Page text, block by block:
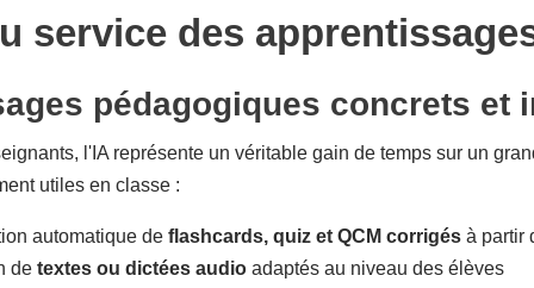
service des
pédagogiques concrets et
l'IA représente un véritable gain de temps sur un
utiles en classe :
automatique de flashcards, quiz et QCM corrigés à partir
de textes ou dictées audio adaptés au niveau des élèves